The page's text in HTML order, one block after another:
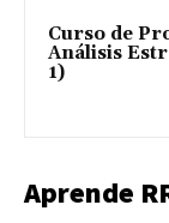
Curso de
Análisis
1)
Aprende